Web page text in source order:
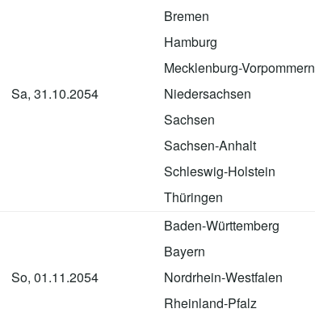
Sa, 31.10.2054
Bremen
Hamburg
Mecklenburg-Vorpommern
Niedersachsen
Sachsen
Sachsen-Anhalt
Schleswig-Holstein
Thüringen
So, 01.11.2054
Baden-Württemberg
Bayern
Nordrhein-Westfalen
Rheinland-Pfalz